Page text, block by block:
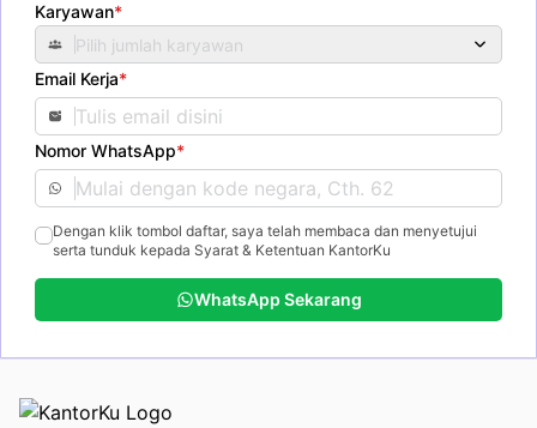
Karyawan*
Pilih jumlah karyawan
Email Kerja*
Nomor WhatsApp*
Dengan klik tombol daftar, saya telah membaca dan menyetujui
serta tunduk kepada Syarat & Ketentuan KantorKu
WhatsApp Sekarang